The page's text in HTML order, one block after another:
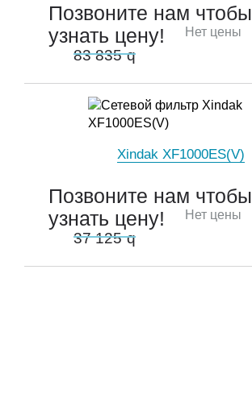
Позвоните нам чтобы
узнать цену!
83 835 q
Нет цены
Xindak XF1000ES(V)
Позвоните нам чтобы
узнать цену!
37 125 q
Нет цены